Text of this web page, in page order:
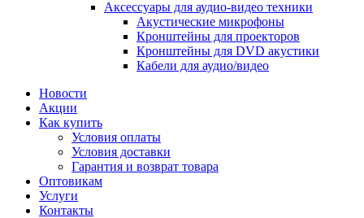
Аксессуары для аудио-видео техники
Акустические микрофоны
Кронштейны для проекторов
Кронштейны для DVD акустики
Кабели для аудио/видео
Новости
Акции
Как купить
Условия оплаты
Условия доставки
Гарантия и возврат товара
Оптовикам
Услуги
Контакты